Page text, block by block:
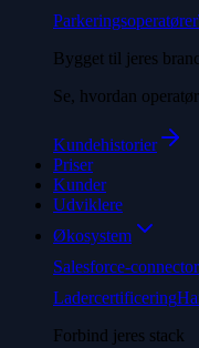
Parkeringsoperatører
Bygget til jeres
Se, hvordan
Kundehistorier
Priser
Kunder
Udviklere
Økosystem
Salesforce-connector
Ladercertificering
Forbind jeres stack